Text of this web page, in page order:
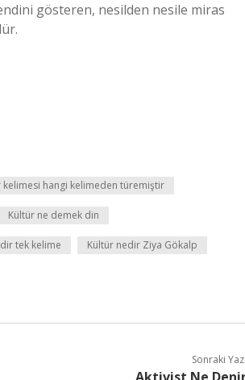
gösteren, nesilden nesile miras
kelimesi hangi kelimeden türemiştir
Kültür ne demek din
tek kelime Kültür nedir Ziya Gökalp
Sonraki